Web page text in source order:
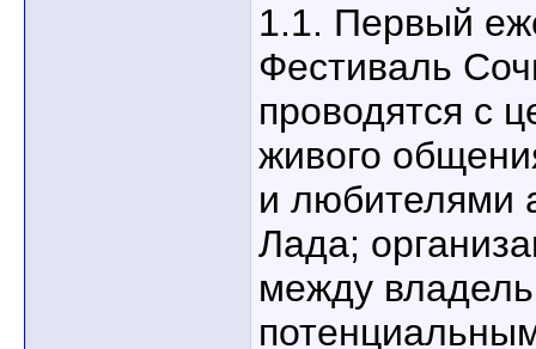
1.1. Первый
Фестиваль
проводятся с
живого
и любителями
Лада;
между